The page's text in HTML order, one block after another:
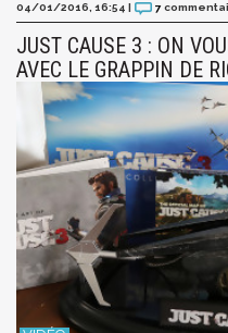
04/01/2016, 16:54 | 7
JUST CAUSE 3 : ON
AVEC LE GRAPPIN DE